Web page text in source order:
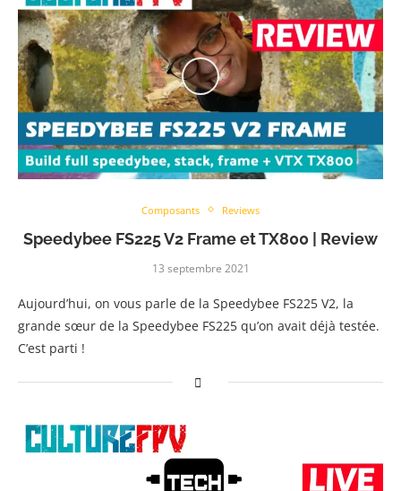
Composants Reviews
Speedybee FS225 V2 Frame et TX800 | Review
13 septembre 2021
Aujourd’hui, on vous parle de la Speedybee FS225 V2, la
grande sœur de la Speedybee FS225 qu’on avait déjà testée.
C’est parti !